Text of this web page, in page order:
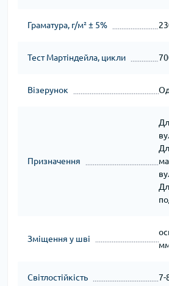
Граматура, г/м² ± 5%
Тест Мартіндейла, цикли
Візерунок
Призначення
Зміщення у шві
Світлостійкість 7-